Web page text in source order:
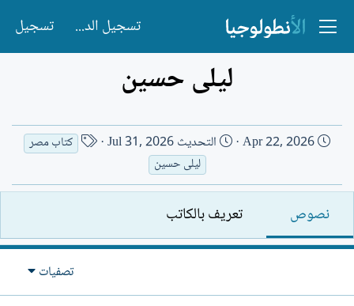
تسجيل الدخول تسجيل
ليلى حسين
ت
ر
ي
خ
ا
ل
ن
Apr 22, 2026 التحديثJul 31, 2026
ا
م
ا
ك
ا
ب
كتاب مصر
ليلى حسين
نصوص تعريف بالكاتب
تصفيات